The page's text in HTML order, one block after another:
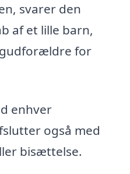
svarer den
af et lille barn,
for
enhver
også med
bisættelse.